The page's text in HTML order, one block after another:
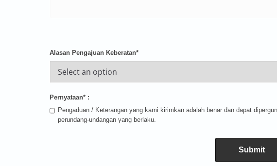
Alasan Pengajuan Keberatan*
Pernyataan* :
Pengaduan / Keterangan yang kami kirimkan adalah benar dan dapat
perundang-undangan yang berlaku.